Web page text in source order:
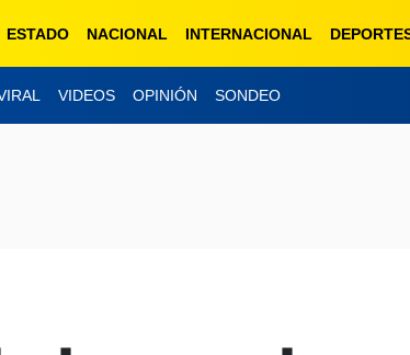
ESTADO NACIONAL INTERNACIONAL
VIDEOS OPINIÓN SONDEO